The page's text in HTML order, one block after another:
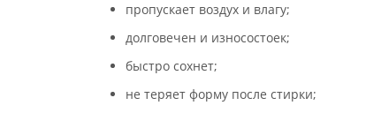
пропускает воздух и влагу;
долговечен и износостоек;
быстро сохнет;
не теряет форму после стирки;